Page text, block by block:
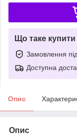
Що таке
Замовлення
Доступна
Опис
Опис